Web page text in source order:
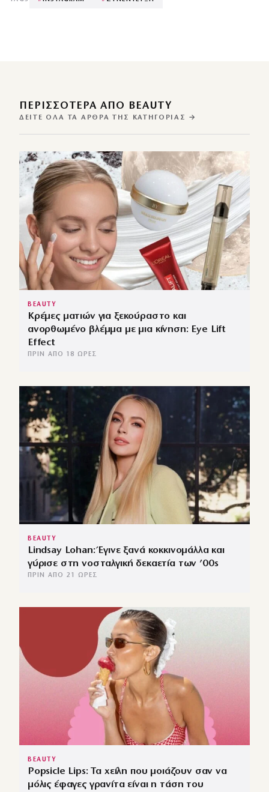
ΠΕΡΙΣΣΌΤΕΡΑ ΑΠΌ BEAUTY
ΔΕΊΤΕ ΌΛΑ ΤΑ ΆΡΘΡΑ ΤΗΣ ΚΑΤΗΓΟΡΊΑΣ →
BEAUTY
Κρέμες ματιών για ξεκούραστο και
ανορθωμένο βλέμμα με μια κίνηση: Eye Lift
Effect
ΠΡΙΝ ΑΠΌ 18 ΏΡΕΣ
BEAUTY
Lindsay Lohan: Έγινε ξανά κοκκινομάλλα και
γύρισε στη νοσταλγική δεκαετία των ’00s
ΠΡΙΝ ΑΠΌ 21 ΏΡΕΣ
BEAUTY
Popsicle Lips: Τα χείλη που μοιάζουν σαν να
μόλις έφαγες γρανίτα είναι η τάση του